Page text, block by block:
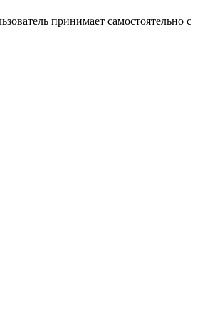
принимает самостоятельно с